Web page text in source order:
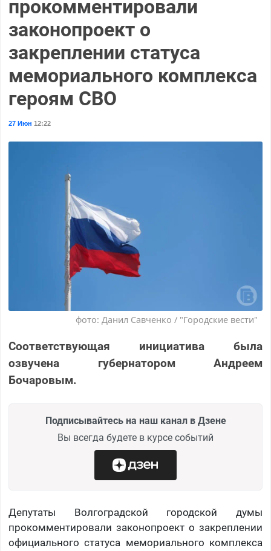
прокомментировали
законопроект о
закреплении статуса
мемориального комплекса
героям СВО
27 Июн 12:22
фото: Данил Савченко / "Городские вести"
Соответствующая инициатива была
озвучена губернатором Андреем
Бочаровым.
Подписывайтесь на наш канал в Дзене
Вы всегда будете в курсе событий
Депутаты Волгоградской городской думы
прокомментировали законопроект о закреплении
официального статуса мемориального комплекса